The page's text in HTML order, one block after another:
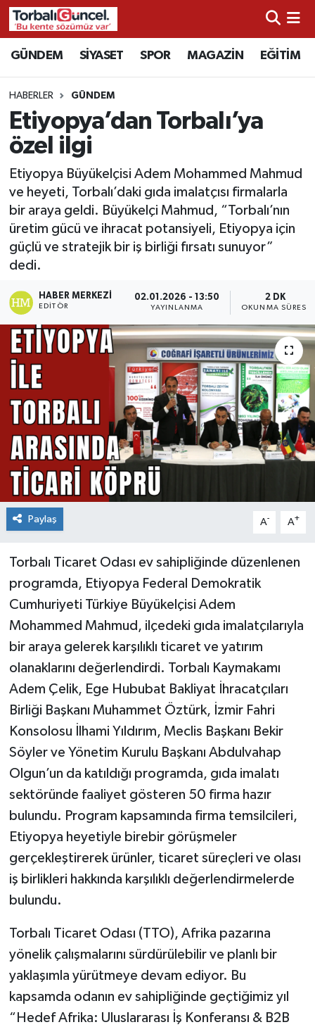
GÜNDEM SİYASET SPOR MAGAZİN EĞİTİM
HABERLER GÜNDEM
Etiyopya’dan Torbalı’ya
özel ilgi
Etiyopya Büyükelçisi Adem Mohammed Mahmud
ve heyeti, Torbalı’daki gıda imalatçısı firmalarla
bir araya geldi. Büyükelçi Mahmud, “Torbalı’nın
üretim gücü ve ihracat potansiyeli, Etiyopya için
güçlü ve stratejik bir iş birliği fırsatı sunuyor”
dedi.
HABER MERKEZI
EDITÖR
02.01.2026 - 13:50
YAYINLANMA
2 DK
OKUNMA SÜRESI
Paylaş A- A+
Torbalı Ticaret Odası ev sahipliğinde düzenlenen
programda, Etiyopya Federal Demokratik
Cumhuriyeti Türkiye Büyükelçisi Adem
Mohammed Mahmud, ilçedeki gıda imalatçılarıyla
bir araya gelerek karşılıklı ticaret ve yatırım
olanaklarını değerlendirdi. Torbalı Kaymakamı
Adem Çelik, Ege Hububat Bakliyat İhracatçıları
Birliği Başkanı Muhammet Öztürk, İzmir Fahri
Konsolosu İlhami Yıldırım, Meclis Başkanı Bekir
Söyler ve Yönetim Kurulu Başkanı Abdulvahap
Olgun’un da katıldığı programda, gıda imalatı
sektöründe faaliyet gösteren 50 firma hazır
bulundu. Program kapsamında firma temsilcileri,
Etiyopya heyetiyle birebir görüşmeler
gerçekleştirerek ürünler, ticaret süreçleri ve olası
iş birlikleri hakkında karşılıklı değerlendirmelerde
bulundu.
Torbalı Ticaret Odası (TTO), Afrika pazarına
yönelik çalışmalarını sürdürülebilir ve planlı bir
yaklaşımla yürütmeye devam ediyor. Bu
kapsamda odanın ev sahipliğinde geçtiğimiz yıl
“Hedef Afrika: Uluslararası İş Konferansı & B2B
İzmir Nöbetçi Eczaneler
İzmir Hava Durumu
İzmir Namaz Vakitleri
İzmir Trafik Yoğunluk Haritası
Süper Lig Puan Durumu ve Fikstür
Tüm Manşetler
Son Dakika Haberleri
Haber Arşivi